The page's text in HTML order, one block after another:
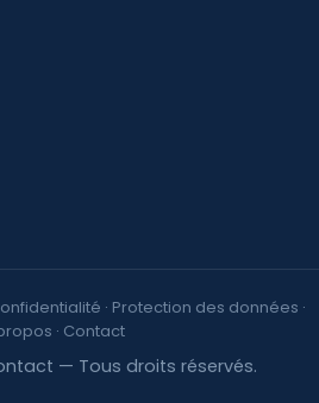
· Protection des données ·
· Contact
— Tous droits réservés.